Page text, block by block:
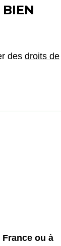
BIEN
des droits de
ou à